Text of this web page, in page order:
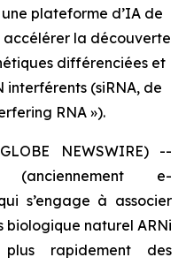
plateforme d’IA de
la découverte
différenciées et
interférents (siRNA, de
RNA »).
NEWSWIRE) --
(anciennement e-
s’engage à associer
biologique naturel ARNi
rapidement des